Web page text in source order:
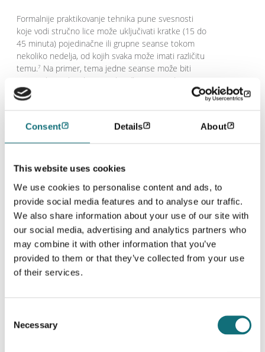
Consent Details About
This website uses cookies
We use cookies to personalise content and ads, to
provide social media features and to analyse our traffic.
We also share information about your use of our site with
our social media, advertising and analytics partners who
may combine it with other information that you’ve
provided to them or that they’ve collected from your use
of their services.
Selection
Necessary
Formalnije praktikovanje tehnika pune svesnosti
koje vodi stručno lice može uključivati kratke (15 do
45 minuta) pojedinačne ili grupne seanse tokom
nekoliko nedelja, od kojih svaka može imati različitu
temu.7 Na primer, tema jedne seanse može biti
svest o hrani ili pokretima, kao što je navedeno
iznad, dok se druga može fokusirati na to kako da
Iako tehnike pune svesnosti mogu pomoći nekim
osobama sa shizofrenijom, možda neće odgovarati
zdravstvenim radnikom kako bi se informisali koje
može pomoći Vama ili osobi do koje vam je stalo.
Joga i shizofrenija
Joga je verovatno poznatija aktivnost od pune
svesnosti pošto se vekovima upražnjava širom
sveta.8Kao i puna svesnost, joga zajedno aktivira i
telo i um, ali takođe uključuje i duhovnu
disanja uticali da se u zapadnom svetu u većoj meri
posmatra kao oblik vežbanja.
Kako se joga upražnjava?